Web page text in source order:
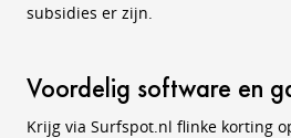
subsidies er zijn.
Voordelig software en
Krijg via Surfspot.nl flinke korting